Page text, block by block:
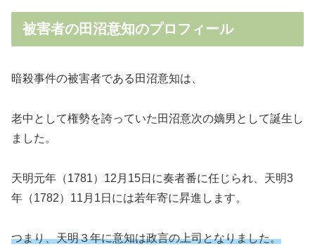
被害者の田沼意知のプロフィール
暗殺事件の被害者である田沼意知は、
老中として権勢を誇っていた田沼意次の嫡男として誕生し
ました。
天明元年（1781）12月15日に奏者番に任じられ、天明3
年（1782）11月1日には若年寄に昇進します。
つまり、天明３年に意知は政言の上司となりました。